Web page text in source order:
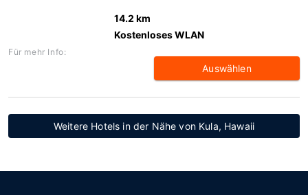
14.2 km
Kostenloses WLAN
Für mehr Info:
Auswählen
Weitere Hotels in der Nähe von Kula, Hawaii